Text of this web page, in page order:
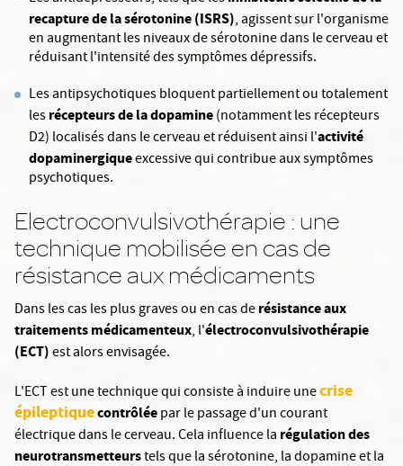
recapture de la sérotonine (ISRS), agissent sur l'organisme
en augmentant les niveaux de sérotonine dans le cerveau et
réduisant l'intensité des symptômes dépressifs.
Les antipsychotiques bloquent partiellement ou totalement
lesrécepteurs de la dopamine(notamment les récepteurs
D2) localisés dans le cerveau et réduisent ainsi l'activité
dopaminergiqueexcessive qui contribue aux symptômes
psychotiques.
Electroconvulsivothérapie : une
technique mobilisée en cas de
résistance aux médicaments
Dans les cas les plus graves ou en cas derésistance aux
traitements médicamenteux, l'électroconvulsivothérapie
(ECT)est alors envisagée.
L'ECT est une technique qui consiste à induire unecrise
épileptiquecontrôléepar le passage d'un courant
électrique dans le cerveau. Cela influence la régulation des
neurotransmetteurstels que la sérotonine, la dopamine et la